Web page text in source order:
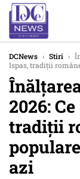
DCNews › Stiri ›
Ispas, tradiții
2026:
tradiții
azi